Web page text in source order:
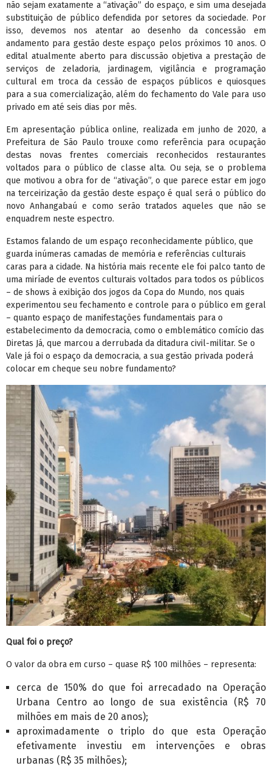
não sejam exatamente a “ativação” do espaço, e sim uma desejada
substituição de público defendida por setores da sociedade. Por
isso, devemos nos atentar ao desenho da concessão em
andamento para gestão deste espaço pelos próximos 10 anos. O
edital atualmente aberto para discussão objetiva a prestação de
serviços de zeladoria, jardinagem, vigilância e programação
cultural em troca da cessão de espaços públicos e quiosques
para a sua comercialização, além do fechamento do Vale para uso
privado em até seis dias por mês.
Em apresentação pública online, realizada em junho de 2020, a
Prefeitura de São Paulo trouxe como referência para ocupação
destas novas frentes comerciais reconhecidos restaurantes
voltados para o público de classe alta. Ou seja, se o problema
que motivou a obra for de “ativação”, o que parece estar em jogo
na terceirização da gestão deste espaço é qual será o público do
novo Anhangabaú e como serão tratados aqueles que não se
enquadrem neste espectro.
Estamos falando de um espaço reconhecidamente público, que
guarda inúmeras camadas de memória e referências culturais
caras para a cidade. Na história mais recente ele foi palco tanto de
uma miríade de eventos culturais voltados para todos os públicos
– de shows à exibição dos jogos da Copa do Mundo, nos quais
experimentou seu fechamento e controle para o público em geral
– quanto espaço de manifestações fundamentais para o
estabelecimento da democracia, como o emblemático comício das
Diretas Já, que marcou a derrubada da ditadura civil-militar. Se o
Vale já foi o espaço da democracia, a sua gestão privada poderá
colocar em cheque seu nobre fundamento?
Qual foi o preço?
O valor da obra em curso – quase R$ 100 milhões – representa:
cerca de 150% do que foi arrecadado na Operação
Urbana Centro ao longo de sua existência (R$ 70
milhões em mais de 20 anos);
aproximadamente o triplo do que esta Operação
efetivamente investiu em intervenções e obras
urbanas (R$ 35 milhões);